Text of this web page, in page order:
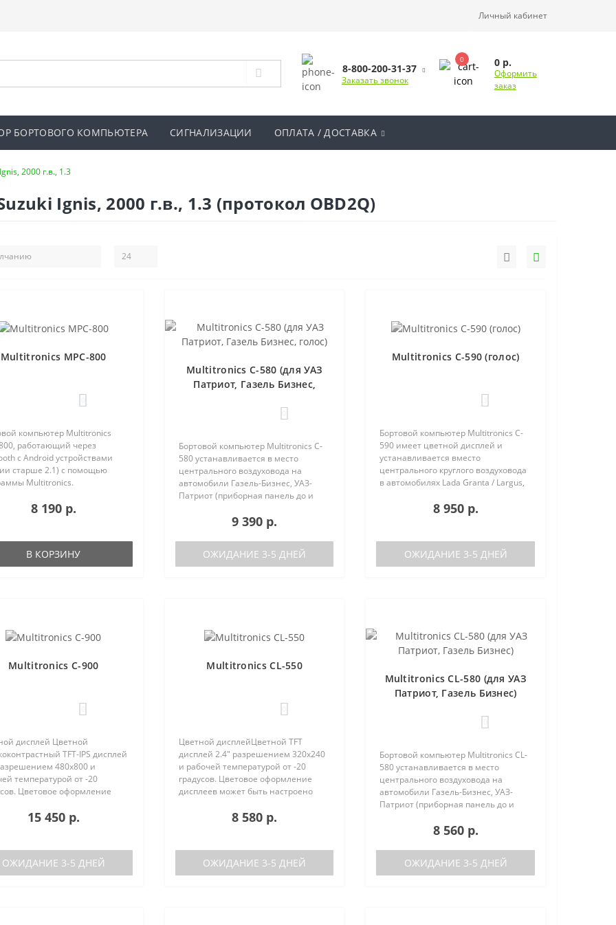
Личный кабинет
8-800-200-31-37
Заказать звонок
0 0 р.
Оформить
заказ
БОРТОВОГО КОМПЬЮТЕРА СИГНАЛИЗАЦИИ ОПЛАТА / ДОСТАВКА
2000 г.в., 1.3
Ignis, 2000 г.в., 1.3 (протокол OBD2Q)
Multitronics MPC-800
компьютер Multitronics
работающий через
с Android устройствами
старше 2.1) с помощью
Multitronics.
с диагностическими
Автономная работа..
8 190 р.
В КОРЗИНУ
Multitronics C-580 (для УАЗ
Патриот, Газель Бизнес,
Бортовой компьютер Multitronics C-
580 устанавливается в место
центрального воздуховода на
автомобили Газель-Бизнес, УАЗ-
Патриот (приборная панель до и
характеристики Голосовое
оповещение Поддержка двух баков
(подключ..
9 390 р.
ОЖИДАНИЕ 3-5 ДНЕЙ
Multitronics C-590 (голос)
Бортовой компьютер Multitronics C-
590 имеет цветной дисплей и
устанавливается вместо
центрального круглого воздуховода
в автомобилях Lada Granta / Largus,
Nissan Almera, на место
центральной вставки панели
8 950 р.
ОЖИДАНИЕ 3-5 ДНЕЙ
Multitronics C-900
дисплей Цветной
TFT-IPS дисплей
480х800 и
температурой от -20
Цветовое оформление
индивидуально (по
15 450 р.
ОЖИДАНИЕ 3-5 ДНЕЙ
Multitronics CL-550
Цветной дисплейЦветной TFT
дисплей 2.4" разрешением 320х240
и рабочей температурой от -20
градусов. Цветовое оформление
дисплеев может быть настроено
RGB каналам). Четыре
предустановленные цветовые
8 580 р.
ОЖИДАНИЕ 3-5 ДНЕЙ
Multitronics CL-580 (для УАЗ
Патриот, Газель Бизнес)
Бортовой компьютер Multitronics CL-
580 устанавливается в место
центрального воздуховода на
автомобили Газель-Бизнес, УАЗ-
Патриот (приборная панель до и
характеристики Поддержка двух
баков (подключается к двум
датчикам..
8 560 р.
ОЖИДАНИЕ 3-5 ДНЕЙ